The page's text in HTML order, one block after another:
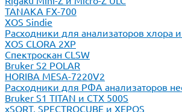
TANAKA FX-700
XOS Sindie
Расходники для анализаторов хлора
XOS CLORA 2XP
Спектроскан CLSW
Bruker S2 POLAR
HORIBA MESA-7220V2
Расходники для РФА анализаторов
Bruker S1 TITAN и CTX 500S
xSORT, SPECTROCUBE и XEPOS